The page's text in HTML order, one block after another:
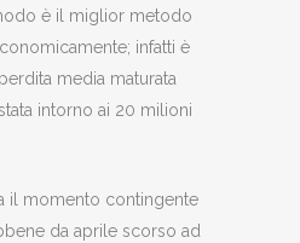
è il miglior metodo
infatti è
media maturata
intorno ai 20 milioni
il momento contingente
da aprile scorso ad